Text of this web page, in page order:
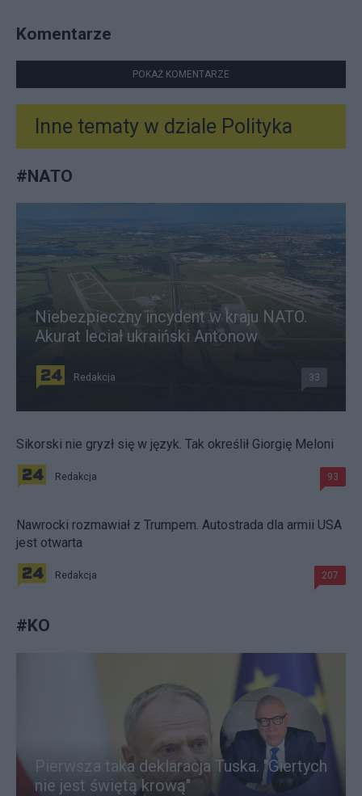
Komentarze
POKAŻ KOMENTARZE
Inne tematy w dziale Polityka
#NATO
Niebezpieczny incydent w kraju NATO.
Akurat leciał ukraiński Antonow
Redakcja 33
Sikorski nie gryzł się w język. Tak określił Giorgię Meloni
Redakcja 93
Nawrocki rozmawiał z Trumpem. Autostrada dla armii USA
jest otwarta
Redakcja 207
#KO
Pierwsza taka deklaracja Tuska. "Giertych
nie jest świętą krową"